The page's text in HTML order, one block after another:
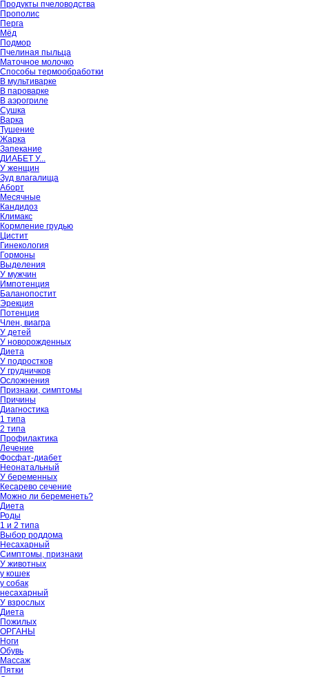
Продукты пчеловодства
Прополис
Перга
Мёд
Подмор
Пчелиная пыльца
Маточное молочко
Способы термообработки
В мультиварке
В пароварке
В аэрогриле
Сушка
Варка
Тушение
Жарка
Запекание
ДИАБЕТ У...
У женщин
Зуд влагалища
Аборт
Месячные
Кандидоз
Климакс
Кормление грудью
Цистит
Гинекология
Гормоны
Выделения
У мужчин
Импотенция
Баланопостит
Эрекция
Потенция
Член, виагра
У детей
У новорожденных
Диета
У подростков
У грудничков
Осложнения
Признаки, симптомы
Причины
Диагностика
1 типа
2 типа
Профилактика
Лечение
Фосфат-диабет
Неонатальный
У беременных
Кесарево сечение
Можно ли беременеть?
Диета
Роды
1 и 2 типа
Выбор роддома
Несахарный
Симптомы, признаки
У животных
у кошек
у собак
несахарный
У взрослых
Диета
Пожилых
ОРГАНЫ
Ноги
Обувь
Массаж
Пятки